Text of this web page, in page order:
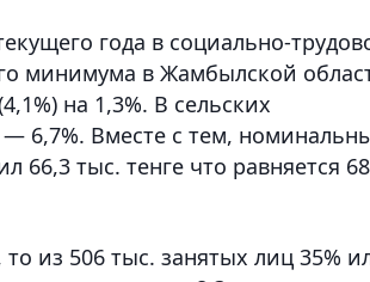
года в социально-
минимума в Жамбылской
на 1,3%. В сельских
6,7%. Вместе с тем,
66,3 тыс. тенге что равняется
из 506 тыс. занятых лиц 35%